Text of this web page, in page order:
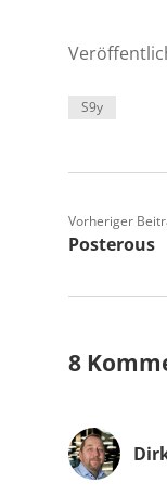
S9y
Vorheriger
Posterous
8